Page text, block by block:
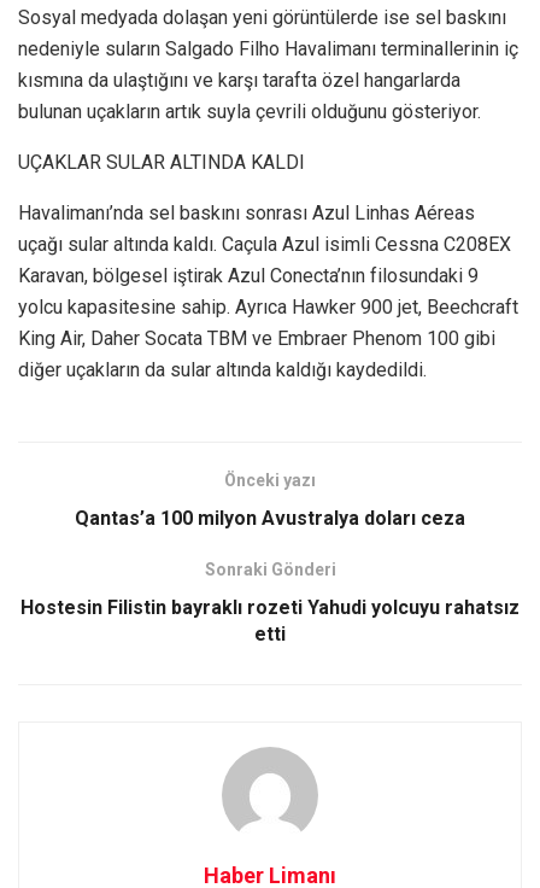
Sosyal medyada dolaşan yeni görüntülerde ise sel baskını
nedeniyle suların Salgado Filho Havalimanı terminallerinin iç
kısmına da ulaştığını ve karşı tarafta özel hangarlarda
bulunan uçakların artık suyla çevrili olduğunu gösteriyor.
UÇAKLAR SULAR ALTINDA KALDI
Havalimanı’nda sel baskını sonrası Azul Linhas Aéreas
uçağı sular altında kaldı. Caçula Azul isimli Cessna C208EX
Karavan, bölgesel iştirak Azul Conecta’nın filosundaki 9
yolcu kapasitesine sahip. Ayrıca Hawker 900 jet, Beechcraft
King Air, Daher Socata TBM ve Embraer Phenom 100 gibi
diğer uçakların da sular altında kaldığı kaydedildi.
Önceki yazı
Qantas’a 100 milyon Avustralya doları ceza
Sonraki Gönderi
Hostesin Filistin bayraklı rozeti Yahudi yolcuyu rahatsız
etti
Haber Limanı